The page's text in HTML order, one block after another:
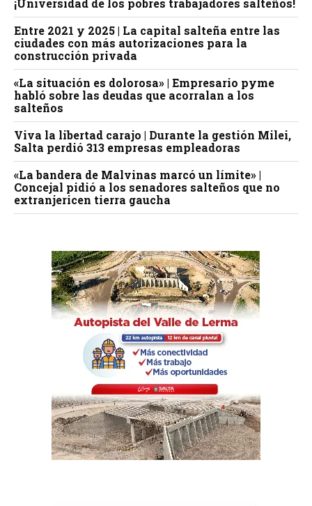
¡Universidad de los pobres trabajadores salteños!
Entre 2021 y 2025 | La capital salteña entre las
ciudades con más autorizaciones para la
construcción privada
«La situación es dolorosa» | Empresario pyme
habló sobre las deudas que acorralan a los
salteños
Viva la libertad carajo | Durante la gestión Milei,
Salta perdió 313 empresas empleadoras
«La bandera de Malvinas marcó un límite» |
Concejal pidió a los senadores salteños que no
extranjericen tierra gaucha